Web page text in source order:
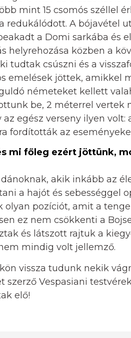
mint 15 csomós széllel
redukálódott. A bójavétel
a Domi sarkába és
helyrehozása közben a
tudtak csúszni és a
emelések jöttek, amikkel
németeket kellett
be, 2 méterrel vertek
egész verseny ilyen volt:
fordították az
mi főleg ezért jöttünk,
akik inkább az
a hajót és sebességgel
olyan pozíciót, amit a
ez nem csökkenti a
és látszott rajtuk a
mindig volt jellemző.
vissza tudunk nekik
szerző Vespasiani
elő!